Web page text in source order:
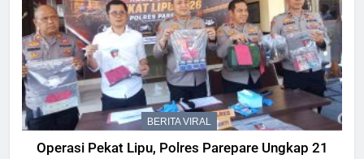
BERITA VIRAL
Operasi Pekat Lipu, Polres Parepare Ungkap 21